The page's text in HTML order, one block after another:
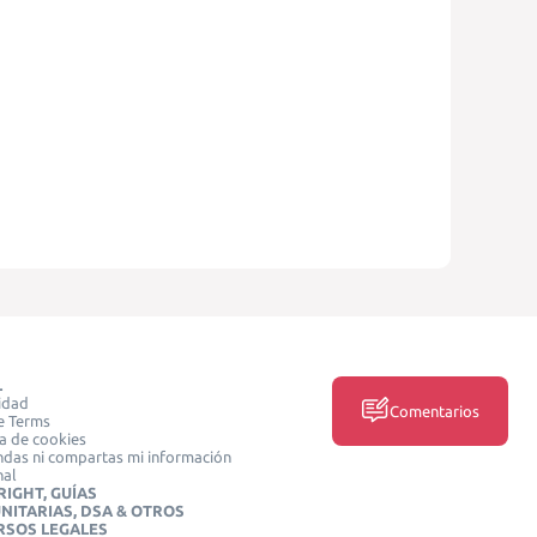
Terms
de cookies
ni compartas mi información
GUÍAS
DSA & OTROS
LEGALES
Comentarios